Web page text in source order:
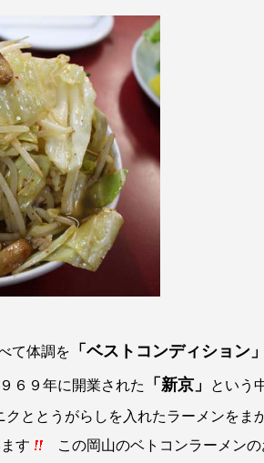
て体調を 「ベストコンディション」
６９年に開業された 「新京」 という
クととうがらしを入れたラーメンをま
す
この岡山のベトコンラーメン